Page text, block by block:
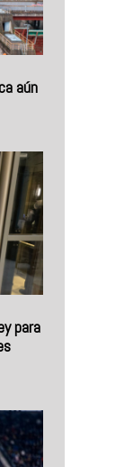
aún
para